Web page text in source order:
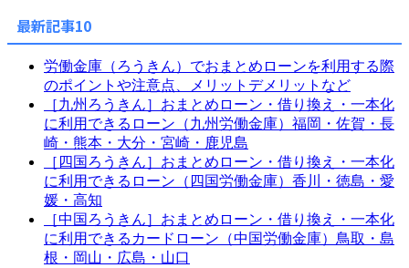
最新記事10
労働金庫（ろうきん）でおまとめローンを利用する際
のポイントや注意点、メリットデメリットなど
［九州ろうきん］おまとめローン・借り換え・一本化
に利用できるローン（九州労働金庫）福岡・佐賀・長
崎・熊本・大分・宮崎・鹿児島
［四国ろうきん］おまとめローン・借り換え・一本化
に利用できるローン（四国労働金庫）香川・徳島・愛
媛・高知
［中国ろうきん］おまとめローン・借り換え・一本化
に利用できるカードローン（中国労働金庫）鳥取・島
根・岡山・広島・山口